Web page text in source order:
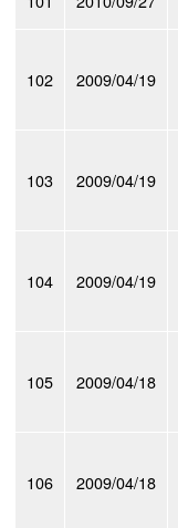
102 2009/04/19
103 2009/04/19
104 2009/04/19
105 2009/04/18
106 2009/04/18